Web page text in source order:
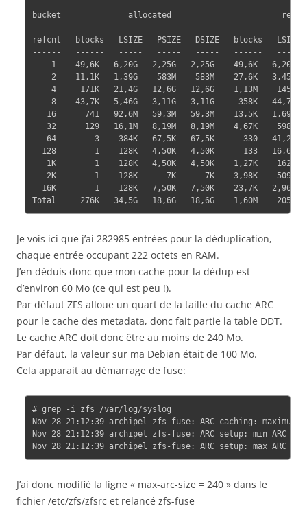
bucket              allocated
refcnt   blocks   LSIZE   PSIZE   DSIZE   blocks   LSIZE
------   ------   -----   -----   -----   ------   -----
1    49,6K   6,20G   2,25G   2,25G    49,6K   6,20G
2    11,1K   1,39G    583M    583M    27,6K   3,45G
4     171K   21,4G   12,6G   12,6G    1,13M    145G
8    43,7K   5,46G   3,11G   3,11G     358K   44,7G
16      741   92,6M   59,3M   59,3M    13,5K   1,69G
32      129   16,1M   8,19M   8,19M    4,67K    598M
64        3    384K   67,5K   67,5K      330   41,2M
128        1    128K   4,50K   4,50K      133   16,6M
1K        1    128K   4,50K   4,50K    1,27K    162M
2K        1    128K      7K      7K    3,98K    509M
16K        1    128K   7,50K   7,50K    23,7K   2,96G
Je vois ici que j’ai 282985 entrées pour la déduplication,
chaque entrée occupant 222 octets en RAM.
J’en déduis donc que mon cache pour la dédup est
d’environ 60 Mo (ce qui est peu !).
Par défaut ZFS alloue un quart de la taille du cache ARC
pour le cache des metadata, donc fait partie la table DDT.
Le cache ARC doit donc être au moins de 240 Mo.
Par défaut, la valeur sur ma Debian était de 100 Mo.
Cela apparait au démarrage de fuse:
# grep -i zfs /var/log/syslog
Nov 28 21:12:39 archipel zfs-fuse: ARC caching: maximum
Nov 28 21:12:39 archipel zfs-fuse: ARC setup: min ARC
J’ai donc modifié la ligne « max-arc-size = 240 » dans le
fichier /etc/zfs/zfsrc et relancé zfs-fuse